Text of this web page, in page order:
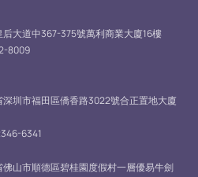
大道中367-375號萬利商業大廈16樓
8009
圳市福田區僑香路3022號合正置地大廈
6341
山市順德區碧桂園度假村一層優易牛劍